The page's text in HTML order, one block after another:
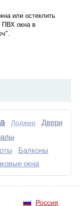
или остеклить
ПВХ окна в
Лоджии
Двери
Балконы
окна
Россия